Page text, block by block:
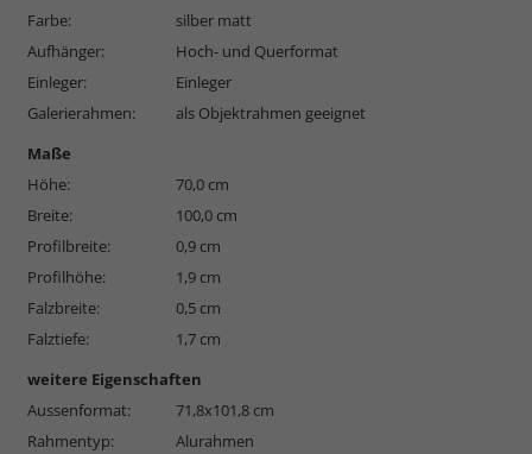
Farbe:
silber matt
Aufhänger:
Hoch- und Querformat
Einleger:
Einleger
Galerierahmen:
als Objektrahmen geeignet
Maße
Höhe:
70,0 cm
Breite:
100,0 cm
Profilbreite:
0,9 cm
Profilhöhe:
1,9 cm
Falzbreite:
0,5 cm
Falztiefe:
1,7 cm
weitere Eigenschaften
Aussenformat:
71,8x101,8 cm
Rahmentyp:
Alurahmen